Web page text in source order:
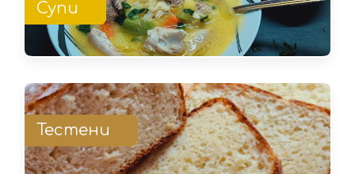
Супи
Тестени